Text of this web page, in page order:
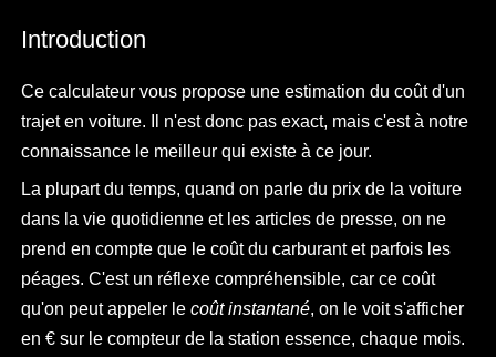
Introduction
Ce calculateur vous propose une estimation du coût d'un
trajet en voiture. Il n'est donc pas exact, mais c'est à notre
connaissance le meilleur qui existe à ce jour.
La plupart du temps, quand on parle du prix de la voiture
dans la vie quotidienne et les articles de presse, on ne
prend en compte que le coût du carburant et parfois les
péages. C'est un réflexe compréhensible, car ce coût
qu'on peut appeler lecoût instantané, on le voit s'afficher
en € sur le compteur de la station essence, chaque mois.